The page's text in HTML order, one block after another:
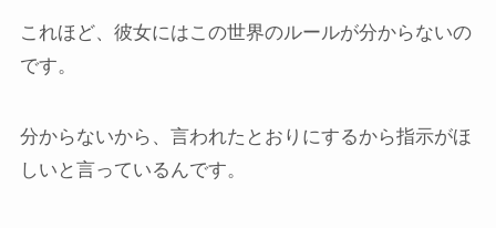
これほど、彼女にはこの世界のルールが分からないの
です。
分からないから、言われたとおりにするから指示がほ
しいと言っているんです。